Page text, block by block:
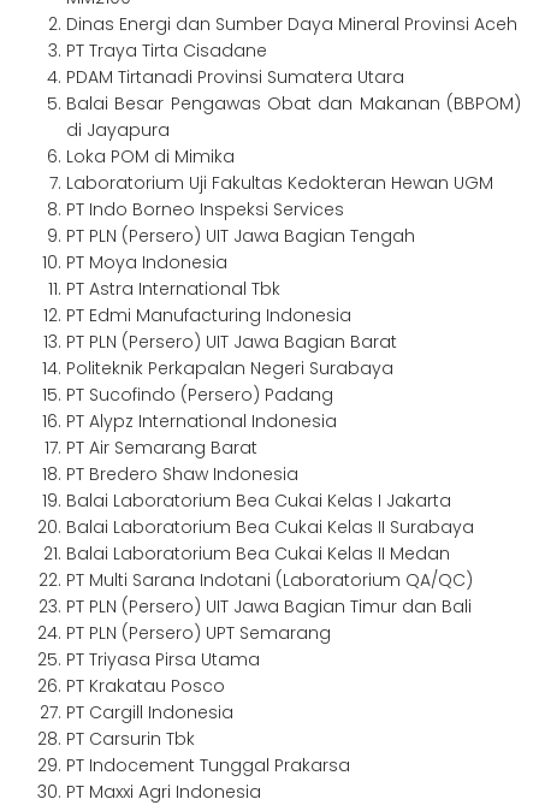
Dinas Energi dan Sumber Daya Mineral Provinsi Aceh
PT Traya Tirta Cisadane
PDAM Tirtanadi Provinsi Sumatera Utara
Balai Besar Pengawas Obat dan Makanan (BBPOM)
di Jayapura
Loka POM di Mimika
Laboratorium Uji Fakultas Kedokteran Hewan UGM
PT Indo Borneo Inspeksi Services
PT PLN (Persero) UIT Jawa Bagian Tengah
PT Moya Indonesia
PT Astra International Tbk
PT Edmi Manufacturing Indonesia
PT PLN (Persero) UIT Jawa Bagian Barat
Politeknik Perkapalan Negeri Surabaya
PT Sucofindo (Persero) Padang
PT Alypz International Indonesia
PT Air Semarang Barat
PT Bredero Shaw Indonesia
Balai Laboratorium Bea Cukai Kelas I Jakarta
Balai Laboratorium Bea Cukai Kelas II Surabaya
Balai Laboratorium Bea Cukai Kelas II Medan
PT Multi Sarana Indotani (Laboratorium QA/QC)
PT PLN (Persero) UIT Jawa Bagian Timur dan Bali
PT PLN (Persero) UPT Semarang
PT Triyasa Pirsa Utama
PT Krakatau Posco
PT Cargill Indonesia
PT Carsurin Tbk
PT Indocement Tunggal Prakarsa
PT Maxxi Agri Indonesia